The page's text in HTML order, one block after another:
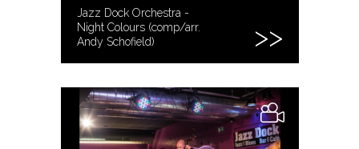
Jazz Dock Orchestra -
Night Colours (comp/arr.
Andy Schofield)